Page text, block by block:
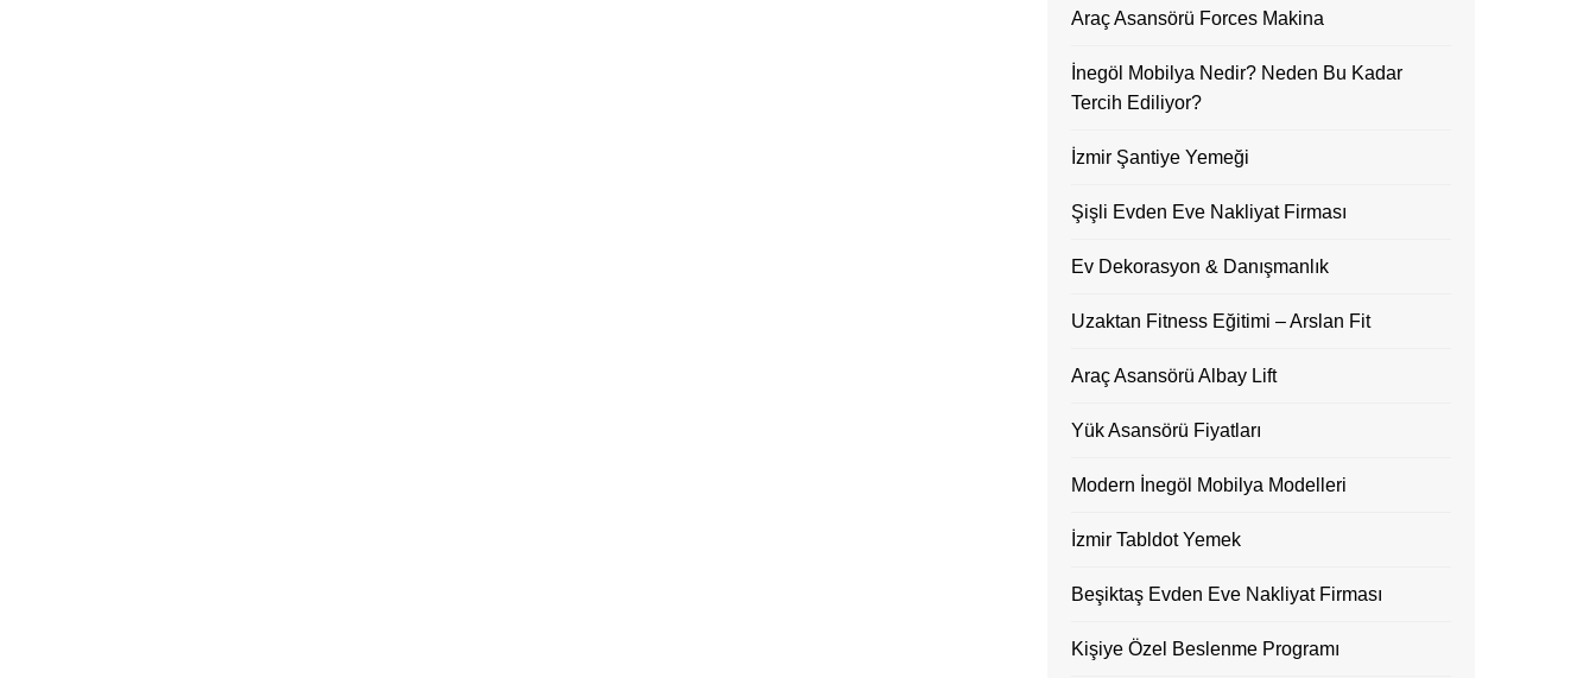
Araç Asansörü Forces Makina
İnegöl Mobilya Nedir? Neden Bu Kadar
Tercih Ediliyor?
İzmir Şantiye Yemeği
Şişli Evden Eve Nakliyat Firması
Ev Dekorasyon & Danışmanlık
Uzaktan Fitness Eğitimi – Arslan Fit
Araç Asansörü Albay Lift
Yük Asansörü Fiyatları
Modern İnegöl Mobilya Modelleri
İzmir Tabldot Yemek
Beşiktaş Evden Eve Nakliyat Firması
Kişiye Özel Beslenme Programı